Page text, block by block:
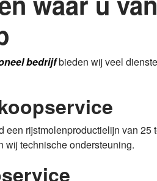
bedrijfbieden wij veel
een rijstmolenproductielijn van
wij technische ondersteuning.